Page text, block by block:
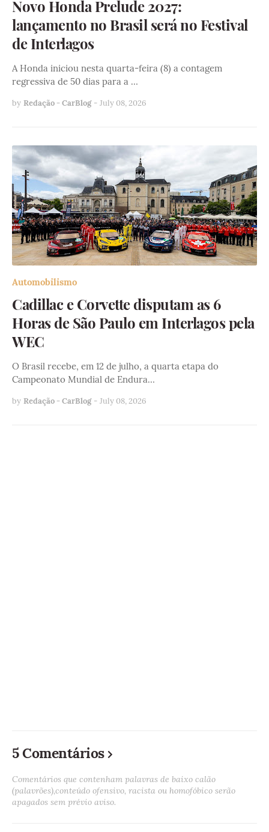
Novo Honda Prelude 2027:
lançamento no Brasil será no Festival
de Interlagos
A Honda iniciou nesta quarta-feira (8) a contagem
regressiva de 50 dias para a …
by Redação - CarBlog - July 08, 2026
Automobilismo
Cadillac e Corvette disputam as 6
Horas de São Paulo em Interlagos pela
WEC
O Brasil recebe, em 12 de julho, a quarta etapa do
Campeonato Mundial de Endura…
by Redação - CarBlog - July 08, 2026
5 Comentários
Comentários que contenham palavras de baixo calão
(palavrões),conteúdo ofensivo, racista ou homofóbico serão
apagados sem prévio aviso.